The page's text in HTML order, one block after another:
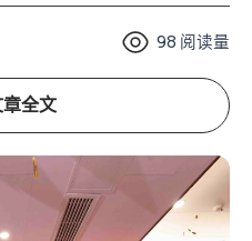
产品与扎实的制造能力，与
贸环境承压、终端消费趋于
与度的预期普
98 阅读量
全文